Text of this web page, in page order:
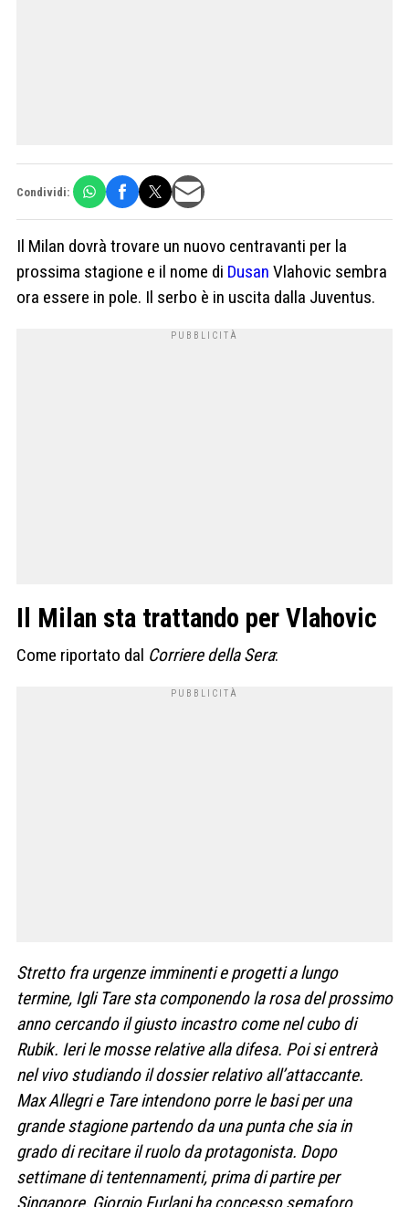
Condividi:
Il Milan dovrà trovare un nuovo centravanti per la
prossima stagione e il nome di Dusan Vlahovic sembra
ora essere in pole. Il serbo è in uscita dalla Juventus.
Il Milan sta trattando per Vlahovic
Come riportato dal Corriere della Sera:
Stretto fra urgenze imminenti e progetti a lungo
termine, Igli Tare sta componendo la rosa del prossimo
anno cercando il giusto incastro come nel cubo di
Rubik. Ieri le mosse relative alla difesa. Poi si entrerà
nel vivo studiando il dossier relativo all’attaccante.
Max Allegri e Tare intendono porre le basi per una
grande stagione partendo da una punta che sia in
grado di recitare il ruolo da protagonista. Dopo
settimane di tentennamenti, prima di partire per